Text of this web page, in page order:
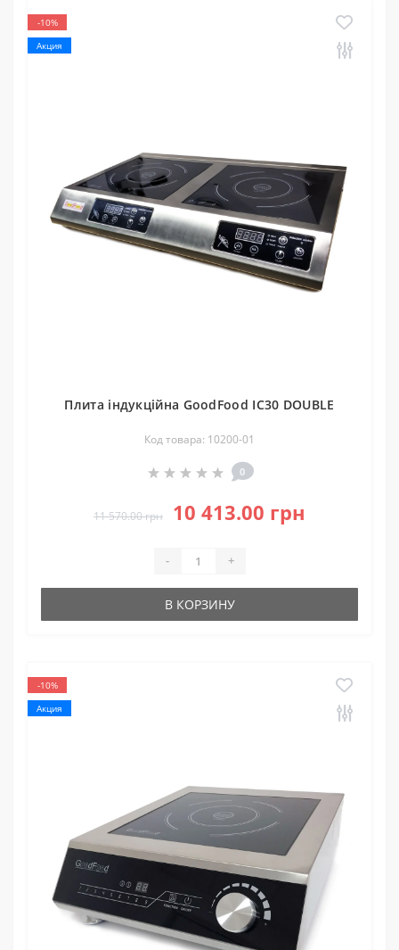
-10%
Акция
Плита індукційна GoodFood IC30 DOUBLE
Код товара: 10200-01
0
11 570.00 грн 10 413.00 грн
- +
В КОРЗИНУ
-10%
Акция